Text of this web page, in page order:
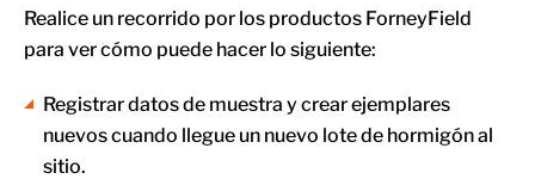
Realice un recorrido por los productos ForneyField
para ver cómo puede hacer lo siguiente:
Registrar datos de muestra y crear ejemplares
nuevos cuando llegue un nuevo lote de hormigón al
sitio.